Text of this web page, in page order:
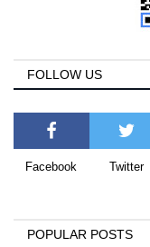
FOLLOW US
Facebook Twitter
POPULAR POSTS